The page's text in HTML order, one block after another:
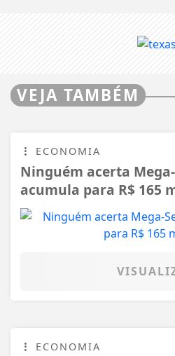
VEJA TAMBÉM
ECONOMIA
Ninguém acerta
acumula para R$ 165
ECONOMIA